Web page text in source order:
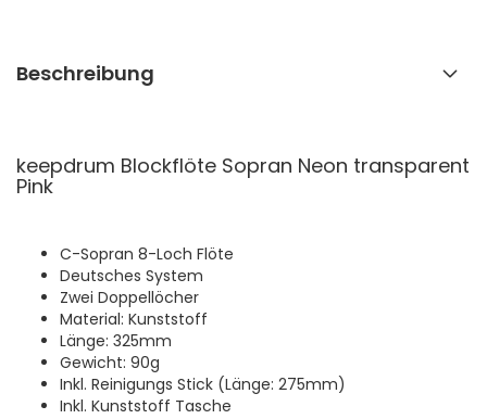
Beschreibung
keepdrum Blockflöte Sopran Neon transparent
Pink
C-Sopran 8-Loch Flöte
Deutsches System
Zwei Doppellöcher
Material: Kunststoff
Länge: 325mm
Gewicht: 90g
Inkl. Reinigungs Stick (Länge: 275mm)
Inkl. Kunststoff Tasche